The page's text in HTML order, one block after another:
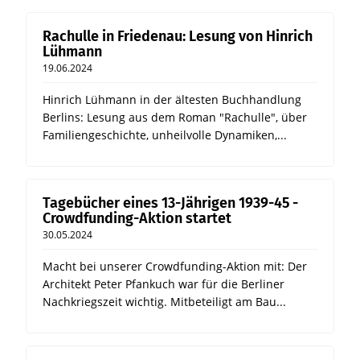
Rachulle in Friedenau: Lesung von Hinrich
Lühmann
19.06.2024
Hinrich Lühmann in der ältesten Buchhandlung
Berlins: Lesung aus dem Roman "Rachulle", über
Familiengeschichte, unheilvolle Dynamiken,...
Tagebücher eines 13-Jährigen 1939-45 -
Crowdfunding-Aktion startet
30.05.2024
Macht bei unserer Crowdfunding-Aktion mit: Der
Architekt Peter Pfankuch war für die Berliner
Nachkriegszeit wichtig. Mitbeteiligt am Bau...